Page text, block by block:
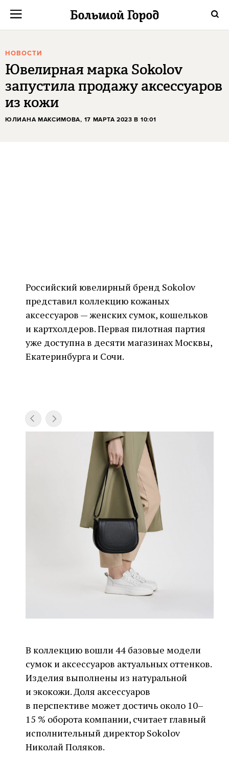
НОВОСТИ
Ювелирная марка Sokolov
запустила продажу аксессуаров
из кожи
ЮЛИАНА МАКСИМОВА, 17 МАРТА 2023 В 10:01
Российский ювелирный бренд Sokolov
представил коллекцию кожаных
аксессуаров — женских сумок, кошельков
и картхолдеров. Первая пилотная партия
уже доступна в десяти магазинах Москвы,
Екатеринбурга и Сочи.
В коллекцию вошли 44 базовые модели
сумок и аксессуаров актуальных оттенков.
Изделия выполнены из натуральной
и экокожи. Доля аксессуаров
в перспективе может достичь около 10–
15 % оборота компании, считает главный
исполнительный директор Sokolov
Николай Поляков.